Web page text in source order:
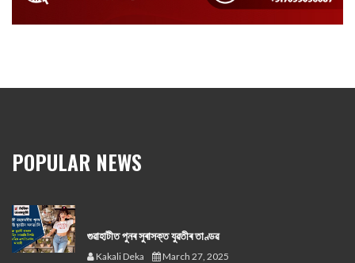
POPULAR NEWS
গুৱাহাটীত পুনৰ সুৰাসক্ত যুৱতীৰ তাণ্ডৱ
Kakali Deka March 27, 2025